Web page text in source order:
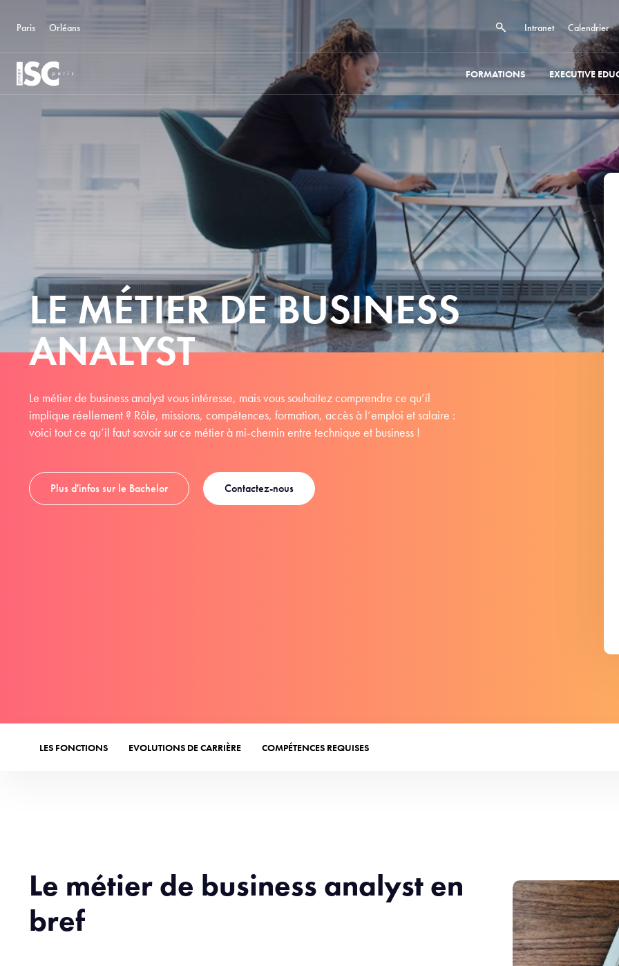
Paris Orléans Intranet Calendrier
FORMATIONS EXECUTIVE
LE MÉTIER DE BUSINESS
ANALYST
Le métier de business analyst vous intéresse, mais vous souhaitez comprendre ce qu’il
implique réellement ? Rôle, missions, compétences, formation, accès à l’emploi et salaire :
voici tout ce qu’il faut savoir sur ce métier à mi-chemin entre technique et business !
Plus d'infos sur le Bachelor Contactez-nous
LES FONCTIONS EVOLUTIONS DE CARRIÈRE COMPÉTENCES REQUISES
Le métier de business analyst en
bref